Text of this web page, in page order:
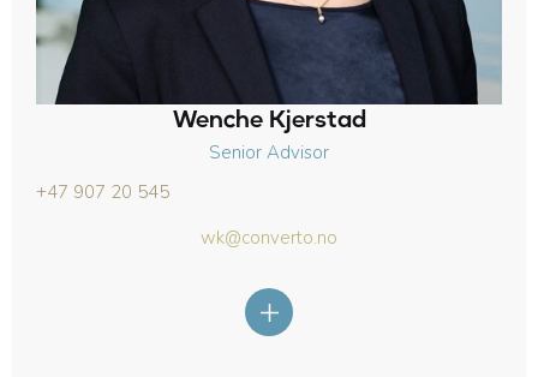
Wenche Kjerstad
Senior Advisor
+47 907 20 545
wk@converto.no